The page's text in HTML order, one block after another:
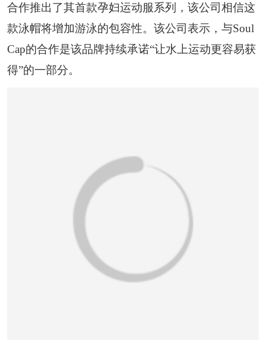
合作推出了其首款孕妇运动服系列，该公司相信这
款泳帽将增加游泳的包容性。该公司表示，与Soul
Cap的合作是该品牌持续承诺“让水上运动更容易获
得”的一部分。